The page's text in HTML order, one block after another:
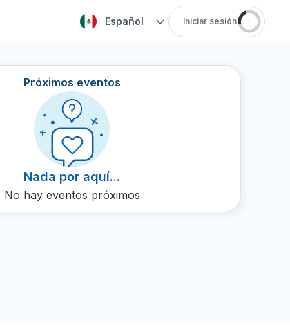
Español Iniciar sesión
Próximos eventos
Nada por aquí...
No hay eventos próximos